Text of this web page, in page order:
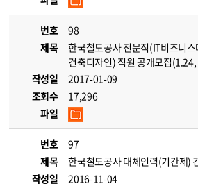
번호
98
제목
한국철도공사 전문직(IT비즈니
건축디자인) 직원 공개모집
작성일
2017-01-09
조회수
17,296
파일
번호
97
제목
한국철도공사 대체인력(기간제)
작성일
2016-11-04